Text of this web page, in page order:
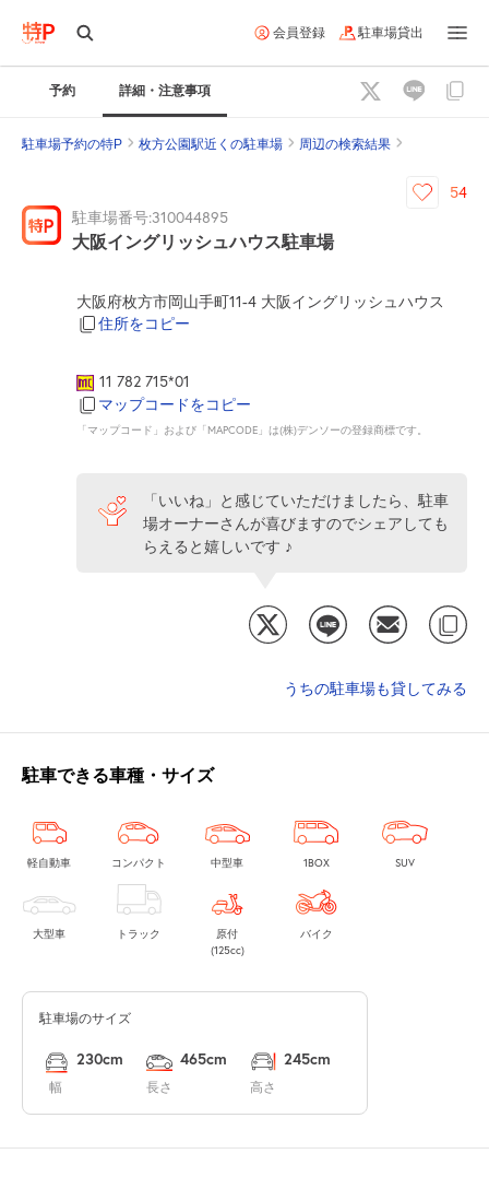
会員登録 駐車場貸出
予約 詳細・注意事項
駐車場予約の特P 枚方公園駅近くの駐車場 周辺の検索結果
54
駐車場番号:310044895
大阪イングリッシュハウス駐車場
大阪府枚方市岡山手町11-4 大阪イングリッシュハウス
住所をコピー
11 782 715*01
マップコードをコピー
「マップコード」および「MAPCODE」は(株)デンソーの登録商標です。
「いいね」と感じていただけましたら、駐車
場オーナーさんが喜びますのでシェアしても
らえると嬉しいです ♪
うちの駐車場も貸してみる
駐車できる車種・サイズ
軽自動車 コンパクト 中型車 1BOX SUV
大型車 トラック
原付
(125cc)
バイク
駐車場のサイズ
幅
230cm
長さ
465cm
高さ
245cm